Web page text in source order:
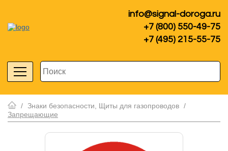
info@signal-doroga.ru
+7 (800) 550-49-75
+7 (495) 215-55-75
/ Знаки безопасности, Щиты для газопроводов /
Запрещающие